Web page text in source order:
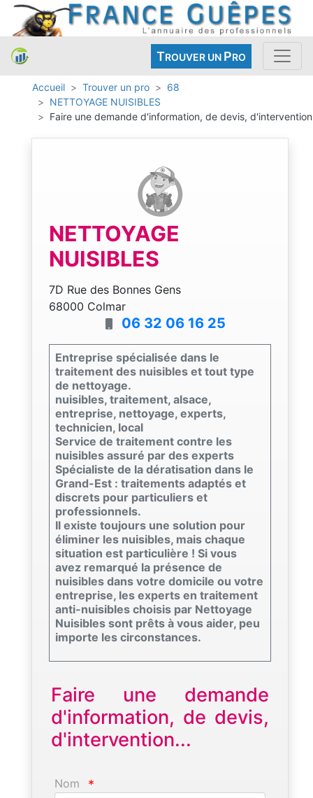
TROUVER UN PRO
Accueil Trouver un pro
68
NETTOYAGE NUISIBLES
Faire une demande d'information, de devis, d'intervention
NETTOYAGE
NUISIBLES
7D Rue des Bonnes Gens
68000 Colmar
06 32 06 16 25
Entreprise spécialisée dans le
traitement des nuisibles et tout type
de nettoyage.
nuisibles, traitement, alsace,
entreprise, nettoyage, experts,
technicien, local
Service de traitement contre les
nuisibles assuré par des experts
Spécialiste de la dératisation dans le
Grand-Est : traitements adaptés et
discrets pour particuliers et
professionnels.
Il existe toujours une solution pour
éliminer les nuisibles, mais chaque
situation est particulière ! Si vous
avez remarqué la présence de
nuisibles dans votre domicile ou votre
entreprise, les experts en traitement
anti-nuisibles choisis par Nettoyage
Nuisibles sont prêts à vous aider, peu
importe les circonstances.
Faire une demande
d'information, de devis,
d'intervention...
Nom *